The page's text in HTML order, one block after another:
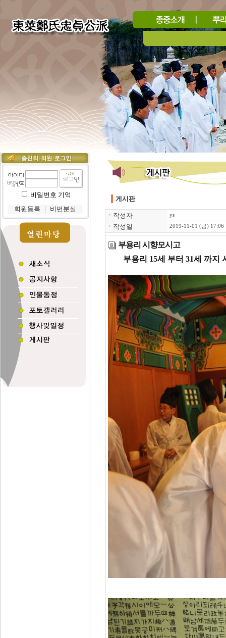
비밀번호 기억
회원등록
비번분실
게시판
ㆍ 작성자 ys
ㆍ 작성일 2019-11-01 (금) 17:06
부용리 시향모시고
부용리 15세 부터 31세 까지